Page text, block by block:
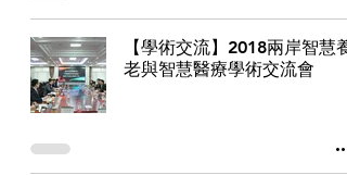
【學術交流】2018兩岸智慧養
老與智慧醫療學術交流會